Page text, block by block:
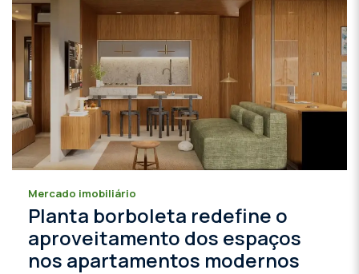
Mercado imobiliário
Planta borboleta redefine o
aproveitamento dos espaços
nos apartamentos modernos